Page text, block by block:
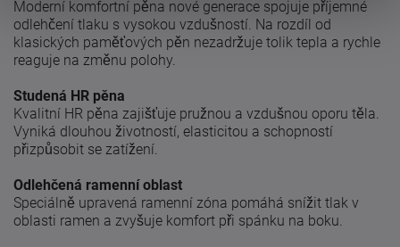
Moderní komfortní pěna nové generace spojuje příjemné
odlehčení tlaku s vysokou vzdušností. Na rozdíl od
klasických paměťových pěn nezadržuje tolik tepla a rychle
reaguje na změnu polohy.
Studená HR pěna
Kvalitní HR pěna zajišťuje pružnou a vzdušnou oporu těla.
Vyniká dlouhou životností, elasticitou a schopností
přizpůsobit se zatížení.
Odlehčená ramenní oblast
Speciálně upravená ramenní zóna pomáhá snížit tlak v
oblasti ramen a zvyšuje komfort při spánku na boku.